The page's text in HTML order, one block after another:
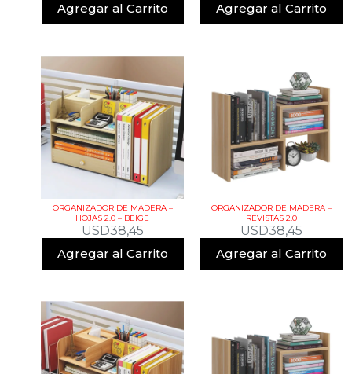
Agregar al Carrito
Agregar al Carrito
ORGANIZADOR DE MADERA –
HOJAS 2.0 – BEIGE
USD38,45
Agregar al Carrito
ORGANIZADOR DE MADERA –
REVISTAS 2.0
USD38,45
Agregar al Carrito